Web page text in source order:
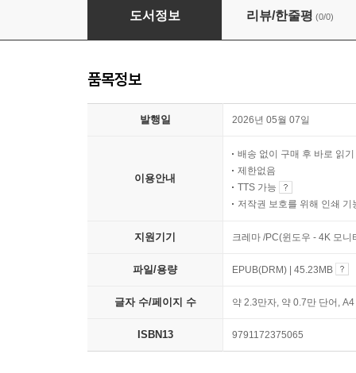
혁명가가 되어라
도서정보 리뷰/한줄평 (0/0)
품목정보
발행일 2026년 05월 07일
이용안내
배송 없이 구매 후 바로 읽기
제한없음
TTS 가능
저작권 보호를 위해 인쇄 기
지원기기 크레마 /PC(윈도우 - 4K 모
파일/용량 EPUB(DRM) | 45.23MB
글자 수/페이지 수 약 2.3만자, 약 0.7만 단어,
ISBN13 9791172375065